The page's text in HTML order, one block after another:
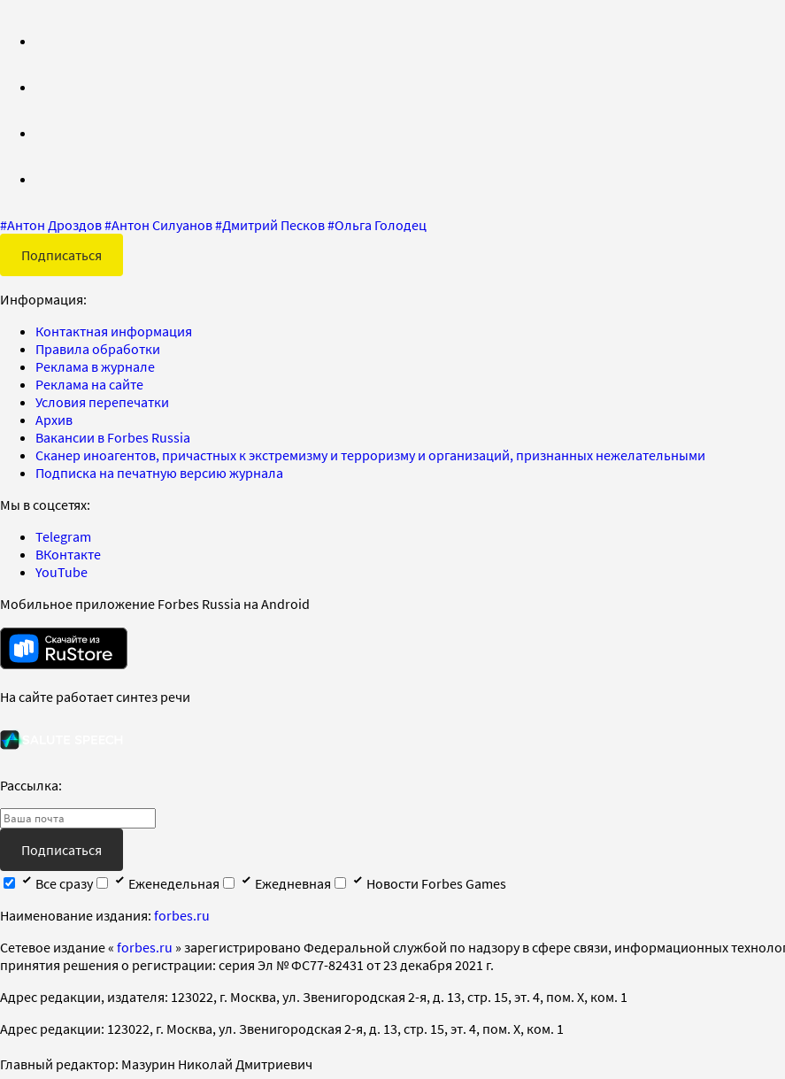
#Антон Дроздов#Антон Силуанов#Дмитрий Песков#Ольга Голодец
Подписаться
Информация:
Контактная информация
Правила обработки
Реклама в журнале
Реклама на сайте
Условия перепечатки
Архив
Вакансии в Forbes Russia
Сканер иноагентов, причастных к экстремизму и терроризму и организаций, признанных нежелательными
Подписка на печатную версию журнала
Мы в соцсетях:
Telegram
ВКонтакте
YouTube
Мобильное приложение Forbes Russia на Android
На сайте работает синтез речи
Рассылка:
Подписаться
Все сразу
Еженедельная Ежедневная
Новости Forbes Games
Наименование издания: forbes.ru
Cетевое издание « forbes.ru » зарегистрировано Федеральной службой по надзору в сфере связи, информационных
принятия решения о регистрации: серия Эл № ФС77-82431 от 23 декабря 2021 г.
Адрес редакции, издателя: 123022, г. Москва, ул. Звенигородская 2-я, д. 13, стр. 15, эт. 4, пом. X, ком. 1
Адрес редакции: 123022, г. Москва, ул. Звенигородская 2-я, д. 13, стр. 15, эт. 4, пом. X, ком. 1
Главный редактор: Мазурин Николай Дмитриевич